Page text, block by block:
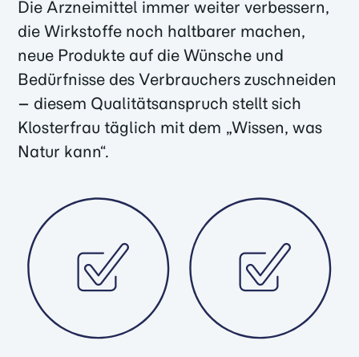
Die Arzneimittel immer weiter verbessern,
die Wirkstoffe noch haltbarer machen,
neue Produkte auf die Wünsche und
Bedürfnisse des Verbrauchers zuschneiden
– diesem Qualitätsanspruch stellt sich
Klosterfrau täglich mit dem „Wissen, was
Natur kann“.